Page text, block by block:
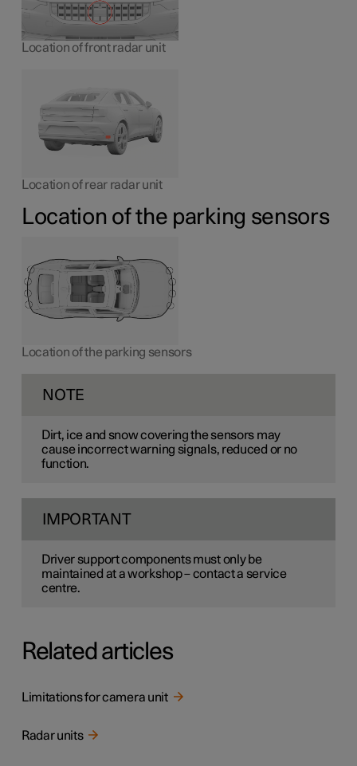
Location of front radar unit
Location of rear radar unit
Location of the parking sensors
Location of the parking sensors
NOTE
Dirt, ice and snow covering the sensors may
cause incorrect warning signals, reduced or no
function.
IMPORTANT
Driver support components must only be
maintained at a workshop – contact a service
centre.
Related articles
Limitations for camera unit
Radar units